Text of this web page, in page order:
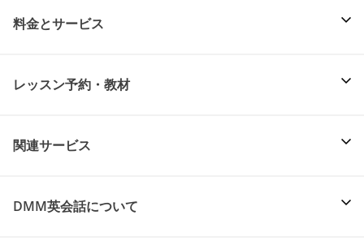
料金とサービス
レッスン予約・教材
関連サービス
DMM英会話について